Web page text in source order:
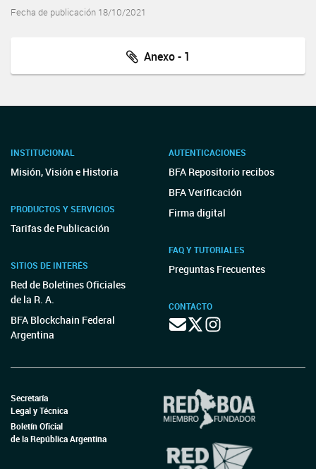
Fecha de publicación 18/10/2021
Anexo - 1
INSTITUCIONAL
Misión, Visión e Historia
PRODUCTOS Y SERVICIOS
Tarifas de Publicación
SITIOS DE INTERÉS
Red de Boletines Oficiales
de la R. A.
BFA Blockchain Federal
Argentina
AUTENTICACIONES
BFA Repositorio recibos
BFA Verificación
Firma digital
FAQ Y TUTORIALES
Preguntas Frecuentes
CONTACTO
Secretaría
Legal y Técnica
Boletín Oficial
de la República Argentina